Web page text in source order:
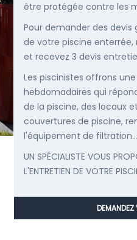
être protégée contre les
Pour demander des
de votre piscine
et recevez 3 devis
Les piscinistes offrons
hebdomadaires qui
de la piscine, des locaux
couvertures de piscine,
l'équipement de filtration...
UN SPÉCIALISTE VOUS
L'ENTRETIEN DE VOTRE
DEMANDEZ